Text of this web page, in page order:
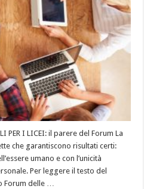
PER I LICEI: il parere del Forum La
che garantiscono risultati certi:
umano e con l’unicità
Per leggere il testo del
Forum delle …